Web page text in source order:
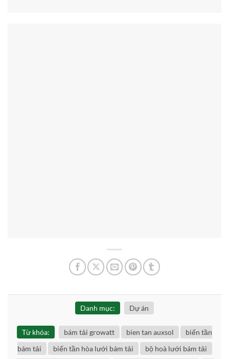
Danh mục: Dự án
Từ khóa: bám tải growatt bien tan auxsol
biến tần
bám tải
biến tần hòa lưới bám tải bộ hoà lưới bám tải